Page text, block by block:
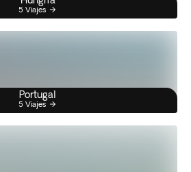
5 Viajes
Portugal
5 Viajes